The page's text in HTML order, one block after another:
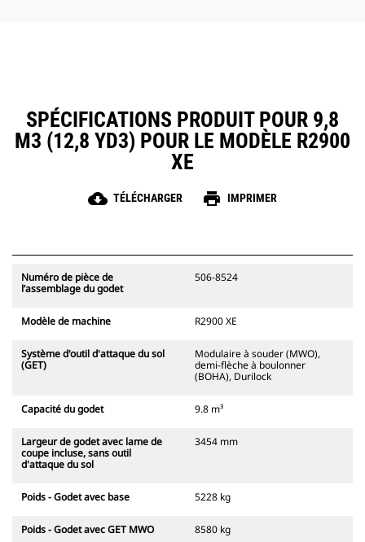
SPÉCIFICATIONS PRODUIT POUR 9,8
M3 (12,8 YD3) POUR LE MODÈLE R2900
XE
cloud_download TÉLÉCHARGER print IMPRIMER
Numéro de pièce de
l’assemblage du godet
506-8524
Modèle de machine R2900 XE
Système d'outil d'attaque du sol
(GET)
Modulaire à souder (MWO),
demi-flèche à boulonner
(BOHA), Durilock
Capacité du godet 9.8 m³
Largeur de godet avec lame de
coupe incluse, sans outil
d'attaque du sol
3454 mm
Poids - Godet avec base 5228 kg
Poids - Godet avec GET MWO 8580 kg